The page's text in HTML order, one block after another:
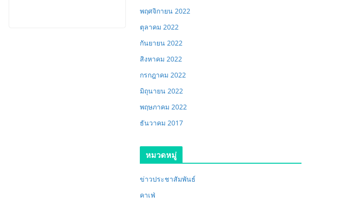
พฤศจิกายน 2022
ตุลาคม 2022
กันยายน 2022
สิงหาคม 2022
กรกฎาคม 2022
มิถุนายน 2022
พฤษภาคม 2022
ธันวาคม 2017
หมวดหมู่
ข่าวประชาสัมพันธ์
คาเฟ่